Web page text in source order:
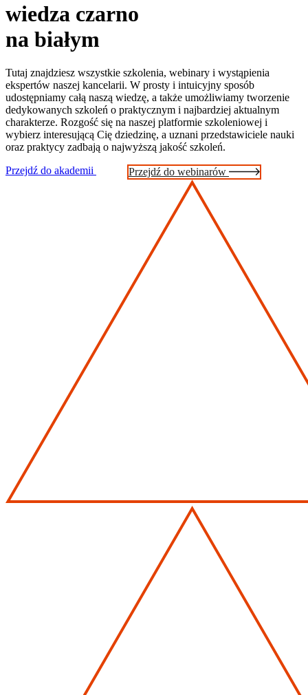
wiedza czarno
na białym
Tutaj znajdziesz wszystkie szkolenia, webinary i wystąpienia
ekspertów naszej kancelarii. W prosty i intuicyjny sposób
udostępniamy całą naszą wiedzę, a także umożliwiamy tworzenie
dedykowanych szkoleń o praktycznym i najbardziej aktualnym
charakterze. Rozgość się na naszej platformie szkoleniowej i
wybierz interesującą Cię dziedzinę, a uznani przedstawiciele nauki
oraz praktycy zadbają o najwyższą jakość szkoleń.
Przejdź do akademii
Przejdź do webinarów